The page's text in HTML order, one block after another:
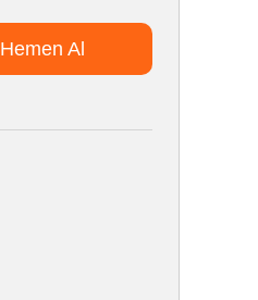
Hemen Al